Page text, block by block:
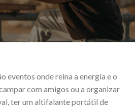
eventos onde reina a energia e o
com amigos ou a organizar
ter um altifalante portátil de